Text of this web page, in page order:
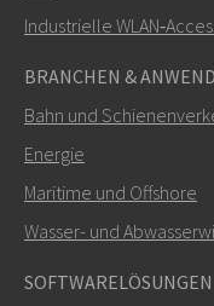
Industrielle
BRANCHEN &
Bahn und
Energie
Maritime und Offshore
Wasser- und
SOFTWARELÖSUNGEN